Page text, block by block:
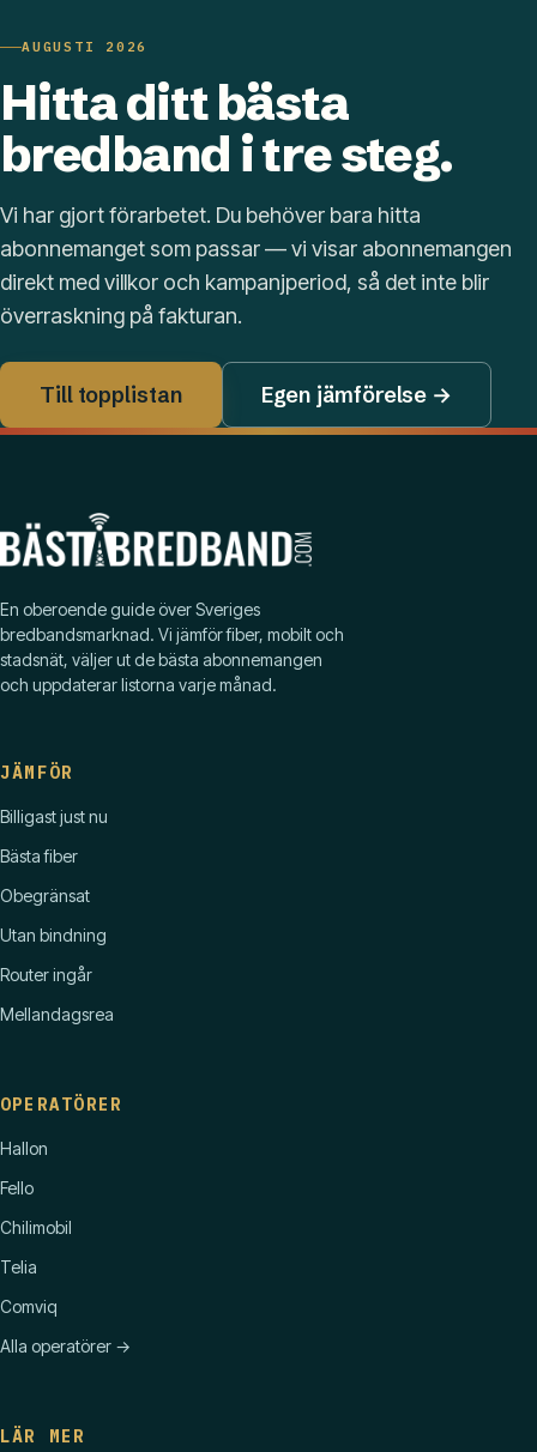
AUGUSTI 2026
Hitta ditt bästa
bredband i tre steg.
Vi har gjort förarbetet. Du behöver bara hitta
abonnemanget som passar — vi visar abonnemangen
direkt med villkor och kampanjperiod, så det inte blir
överraskning på fakturan.
Till topplistan Egen jämförelse →
En oberoende guide över Sveriges
bredbandsmarknad. Vi jämför fiber, mobilt och
stadsnät, väljer ut de bästa abonnemangen
och uppdaterar listorna varje månad.
JÄMFÖR
Billigast just nu
Bästa fiber
Obegränsat
Utan bindning
Router ingår
Mellandagsrea
OPERATÖRER
Hallon
Fello
Chilimobil
Telia
Comviq
Alla operatörer →
LÄR MER